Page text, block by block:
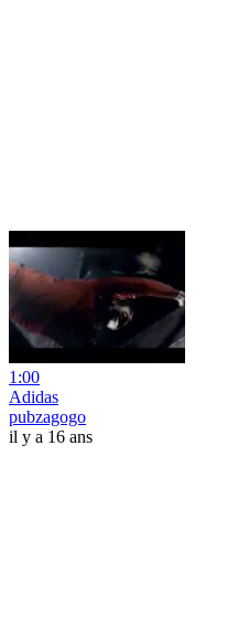
1:00
Adidas
pubzagogo
il y a 16 ans